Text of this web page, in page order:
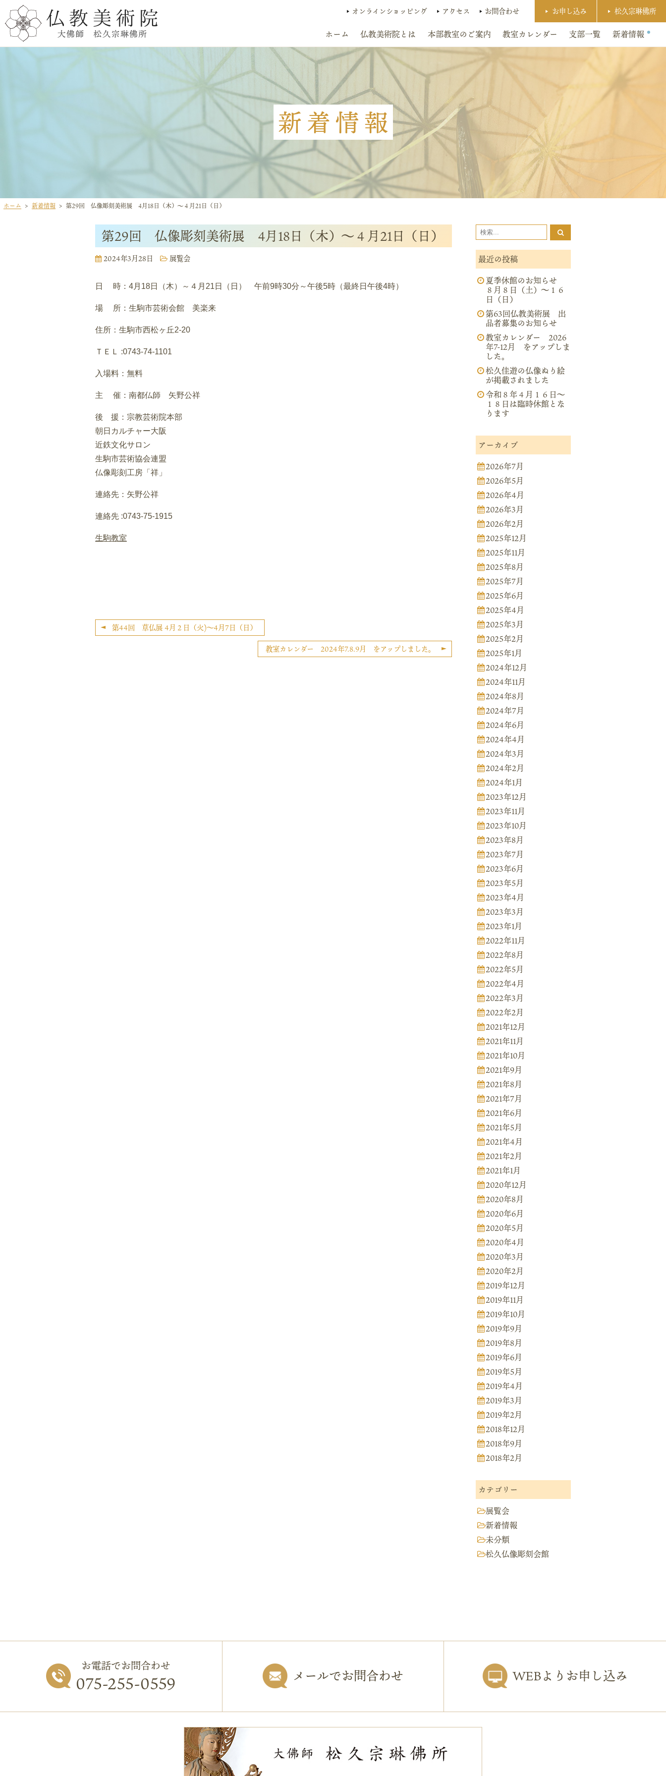
オンラインショッピング アクセス お問合わせ お申し込み 松久宗琳佛所
ホーム 仏教美術院とは 本部教室のご案内 教室カレンダー 支部一覧 新着情報
新着情報
ホーム 新着情報 第29回 仏像彫刻美術展 4月18日（木）～４月21日（日）
第29回 仏像彫刻美術展 4月18日（木）～４月21日（日）
2024年3月28日 展覧会
日 時：4月18日（木）～４月21日（日） 午前9時30分～午後5時（最終日午後4時）
場 所：生駒市芸術会館 美楽来
住所：生駒市西松ヶ丘2-20
ＴＥＬ :0743-74-1101
入場料：無料
主 催：南都仏師 矢野公祥
後 援：宗教芸術院本部
朝日カルチャー大阪
近鉄文化サロン
生駒市芸術協会連盟
仏像彫刻工房「祥」
連絡先：矢野公祥
連絡先 :0743-75-1915
生駒教室
第44回 草仏展 4月２日（火)～4月7日（日）
教室カレンダー 2024年7.8.9月 をアップしました。
最近の投稿
夏季休館のお知らせ
８月８日（土）～１６
日（日）
第63回仏教美術展 出
品者募集のお知らせ
教室カレンダー 2026
年7-12月 をアップしま
した。
松久佳遊の仏像ぬり絵
が掲載されました
令和８年４月１６日～
１８日は臨時休館とな
ります
アーカイブ
2026年7月
2026年5月
2026年4月
2026年3月
2026年2月
2025年12月
2025年11月
2025年8月
2025年7月
2025年6月
2025年4月
2025年3月
2025年2月
2025年1月
2024年12月
2024年11月
2024年8月
2024年7月
2024年6月
2024年4月
2024年3月
2024年2月
2024年1月
2023年12月
2023年11月
2023年10月
2023年8月
2023年7月
2023年6月
2023年5月
2023年4月
2023年3月
2023年1月
2022年11月
2022年8月
2022年5月
2022年4月
2022年3月
2022年2月
2021年12月
2021年11月
2021年10月
2021年9月
2021年8月
2021年7月
2021年6月
2021年5月
2021年4月
2021年2月
2021年1月
2020年12月
2020年8月
2020年6月
2020年5月
2020年4月
2020年3月
2020年2月
2019年12月
2019年11月
2019年10月
2019年9月
2019年8月
2019年6月
2019年5月
2019年4月
2019年3月
2019年2月
2018年12月
2018年9月
2018年2月
カテゴリー
展覧会
新着情報
未分類
松久仏像彫刻会館
お電話でお問合わせ
075-255-0559 メールでお問合わせ WEBよりお申し込み